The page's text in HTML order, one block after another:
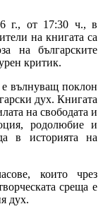
г., от 17:30 ч., в
на книгата са
на българските
критик.
вълнуващ поклон
дух. Книгата
на свободата и
родолюбие и
в историята на
които чрез
среща е
дух.